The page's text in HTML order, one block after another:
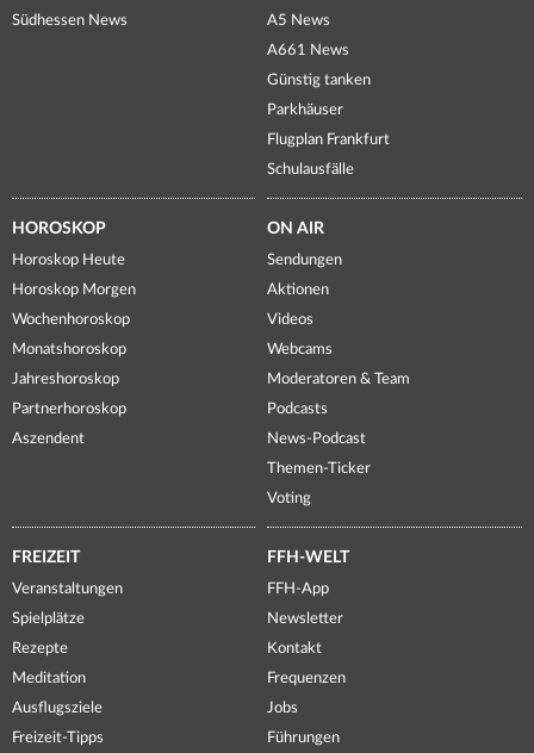
Südhessen News
A5 News
A661 News
Günstig tanken
Parkhäuser
Flugplan Frankfurt
Schulausfälle
HOROSKOP
Horoskop Heute
Horoskop Morgen
Wochenhoroskop
Monatshoroskop
Jahreshoroskop
Partnerhoroskop
Aszendent
ON AIR
Sendungen
Aktionen
Videos
Webcams
Moderatoren & Team
Podcasts
News-Podcast
Themen-Ticker
Voting
FREIZEIT
Veranstaltungen
Spielplätze
Rezepte
Meditation
Ausflugsziele
Freizeit-Tipps
FFH-WELT
FFH-App
Newsletter
Kontakt
Frequenzen
Jobs
Führungen